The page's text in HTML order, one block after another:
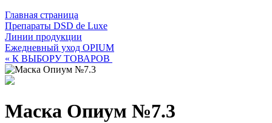
Главная страница
Препараты DSD de Luxe
Линии продукции
Ежедневный уход OPIUM
« К ВЫБОРУ ТОВАРОВ
Маска Опиум №7.3